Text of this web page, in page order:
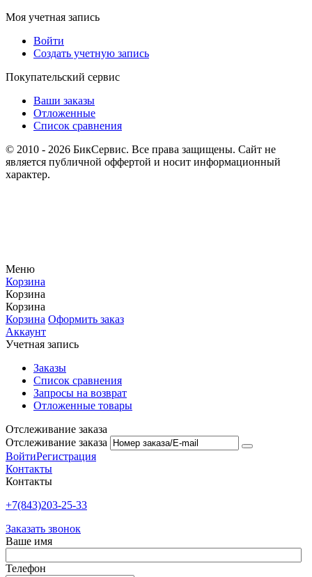
Моя учетная запись
Войти
Создать учетную запись
Покупательский сервис
Ваши заказы
Отложенные
Список сравнения
© 2010 - 2026 БикСервис. Все права защищены. Сайт не
является публичной оффертой и носит информационный
характер.
Меню
Корзина
Корзина
Корзина
Корзина Оформить заказ
Аккаунт
Учетная запись
Заказы
Список сравнения
Запросы на возврат
Отложенные товары
Отслеживание заказа
Отслеживание заказа
ВойтиРегистрация
Контакты
Контакты
+7(843)203-25-33
Заказать звонок
Ваше имя
Телефон